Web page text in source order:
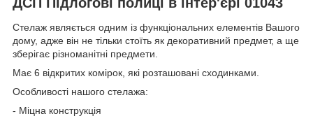
Стелаж являється одним із функціональних елементів Вашого
дому, адже він не тільки стоїть як декоративний предмет, а ще
зберігає різноманітні предмети.
Має 6 відкритих комірок, які розташовані сходинками.
Особливості нашого стелажа:
- Міцна конструкція